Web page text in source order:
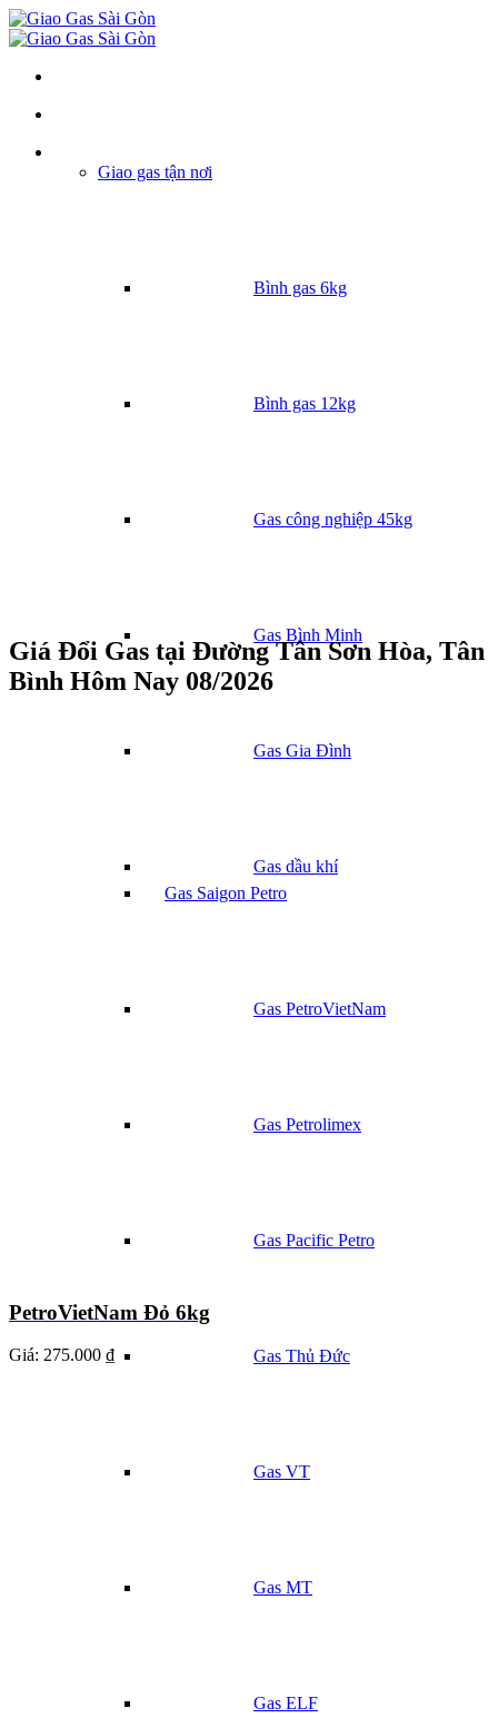
Giao gas tận nơi
Bình gas 6kg
Bình gas 12kg
Gas công nghiệp 45kg
Gas Bình Minh
Gas Gia Đình
Gas dầu khí
Gas Saigon Petro
Gas PetroVietNam
Gas Petrolimex
Gas Pacific Petro
Gas Thủ Đức
Gas VT
Gas MT
Gas ELF
Giá Đổi Gas tại Đường Tân Sơn Hòa, Tân
Bình Hôm Nay 08/2026
PetroVietNam Đỏ 6kg
Giá: 275.000 ₫